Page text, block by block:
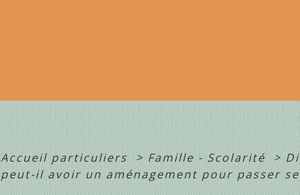
Accueil particuliers > Famille - Scolarité >
peut-il avoir un aménagement pour passer